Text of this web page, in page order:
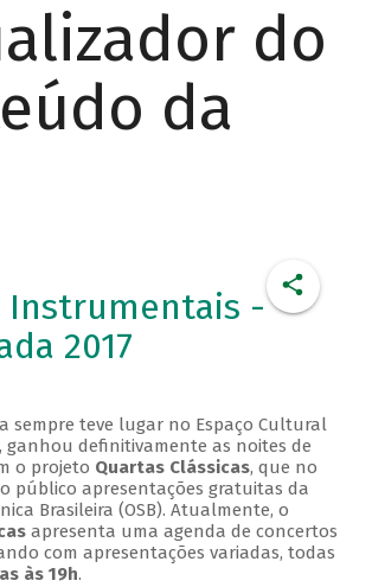
do
da
Instrumentais -
2017
sempre teve lugar no Espaço Cultural
ganhou definitivamente as noites de
o projeto Quartas Clássicas, que no
público apresentações gratuitas da
Brasileira (OSB). Atualmente, o
apresenta uma agenda de concertos
com apresentações variadas, todas
às 19h.